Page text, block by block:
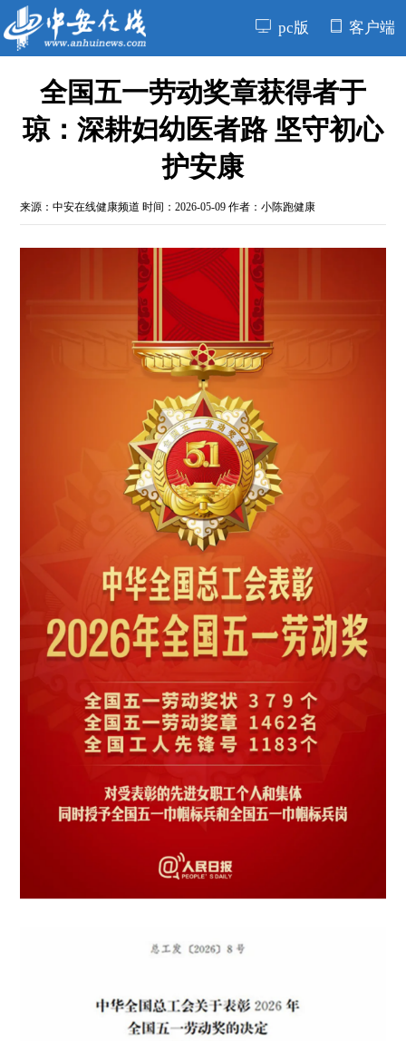
pc版 客户端
全国五一劳动奖章获得者于
琼：深耕妇幼医者路 坚守初心
护安康
来源：中安在线健康频道 时间：2026-05-09 作者：小陈跑健康